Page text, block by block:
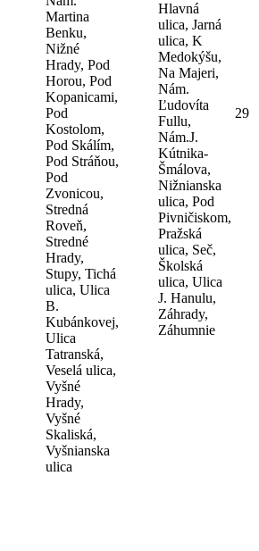
Martina
Benku,
Nižné
Hrady, Pod
Horou, Pod
Kopanicami,
Pod
Kostolom,
Pod Skálím,
Pod Stráňou,
Pod
Zvonicou,
Stredná
Roveň,
Stredné
Hrady,
Stupy, Tichá
ulica, Ulica
B.
Kubánkovej,
Ulica
Tatranská,
Veselá ulica,
Vyšné
Hrady,
Vyšné
Skaliská,
Vyšnianska
ulica
Hlavná
ulica, Jarná
ulica, K
Medokýšu,
Na Majeri,
Nám.
Ľudovíta
Fullu,
Nám.J.
Kútnika-
Šmálova,
Nižnianska
ulica, Pod
Pivničiskom,
Pražská
ulica, Seč,
Školská
ulica, Ulica
J. Hanulu,
Záhrady,
Záhumnie
29